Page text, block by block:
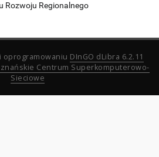
Rozwoju Regionalnego
oprogramowaniu DInGO dLibra 6.2.11
Centrum Superkomputerowo-
Sieciowe